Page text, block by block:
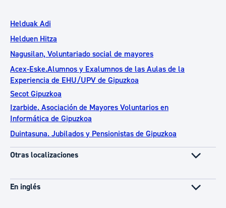
Helduak Adi
Helduen Hitza
Nagusilan, Voluntariado social de mayores
Acex-Eske.Alumnos y Exalumnos de las Aulas de la
Experiencia de EHU/UPV de Gipuzkoa
Secot Gipuzkoa
Izarbide. Asociación de Mayores Voluntarios en
Informática de Gipuzkoa
Duintasuna. Jubilados y Pensionistas de Gipuzkoa
Otras localizaciones
En inglés